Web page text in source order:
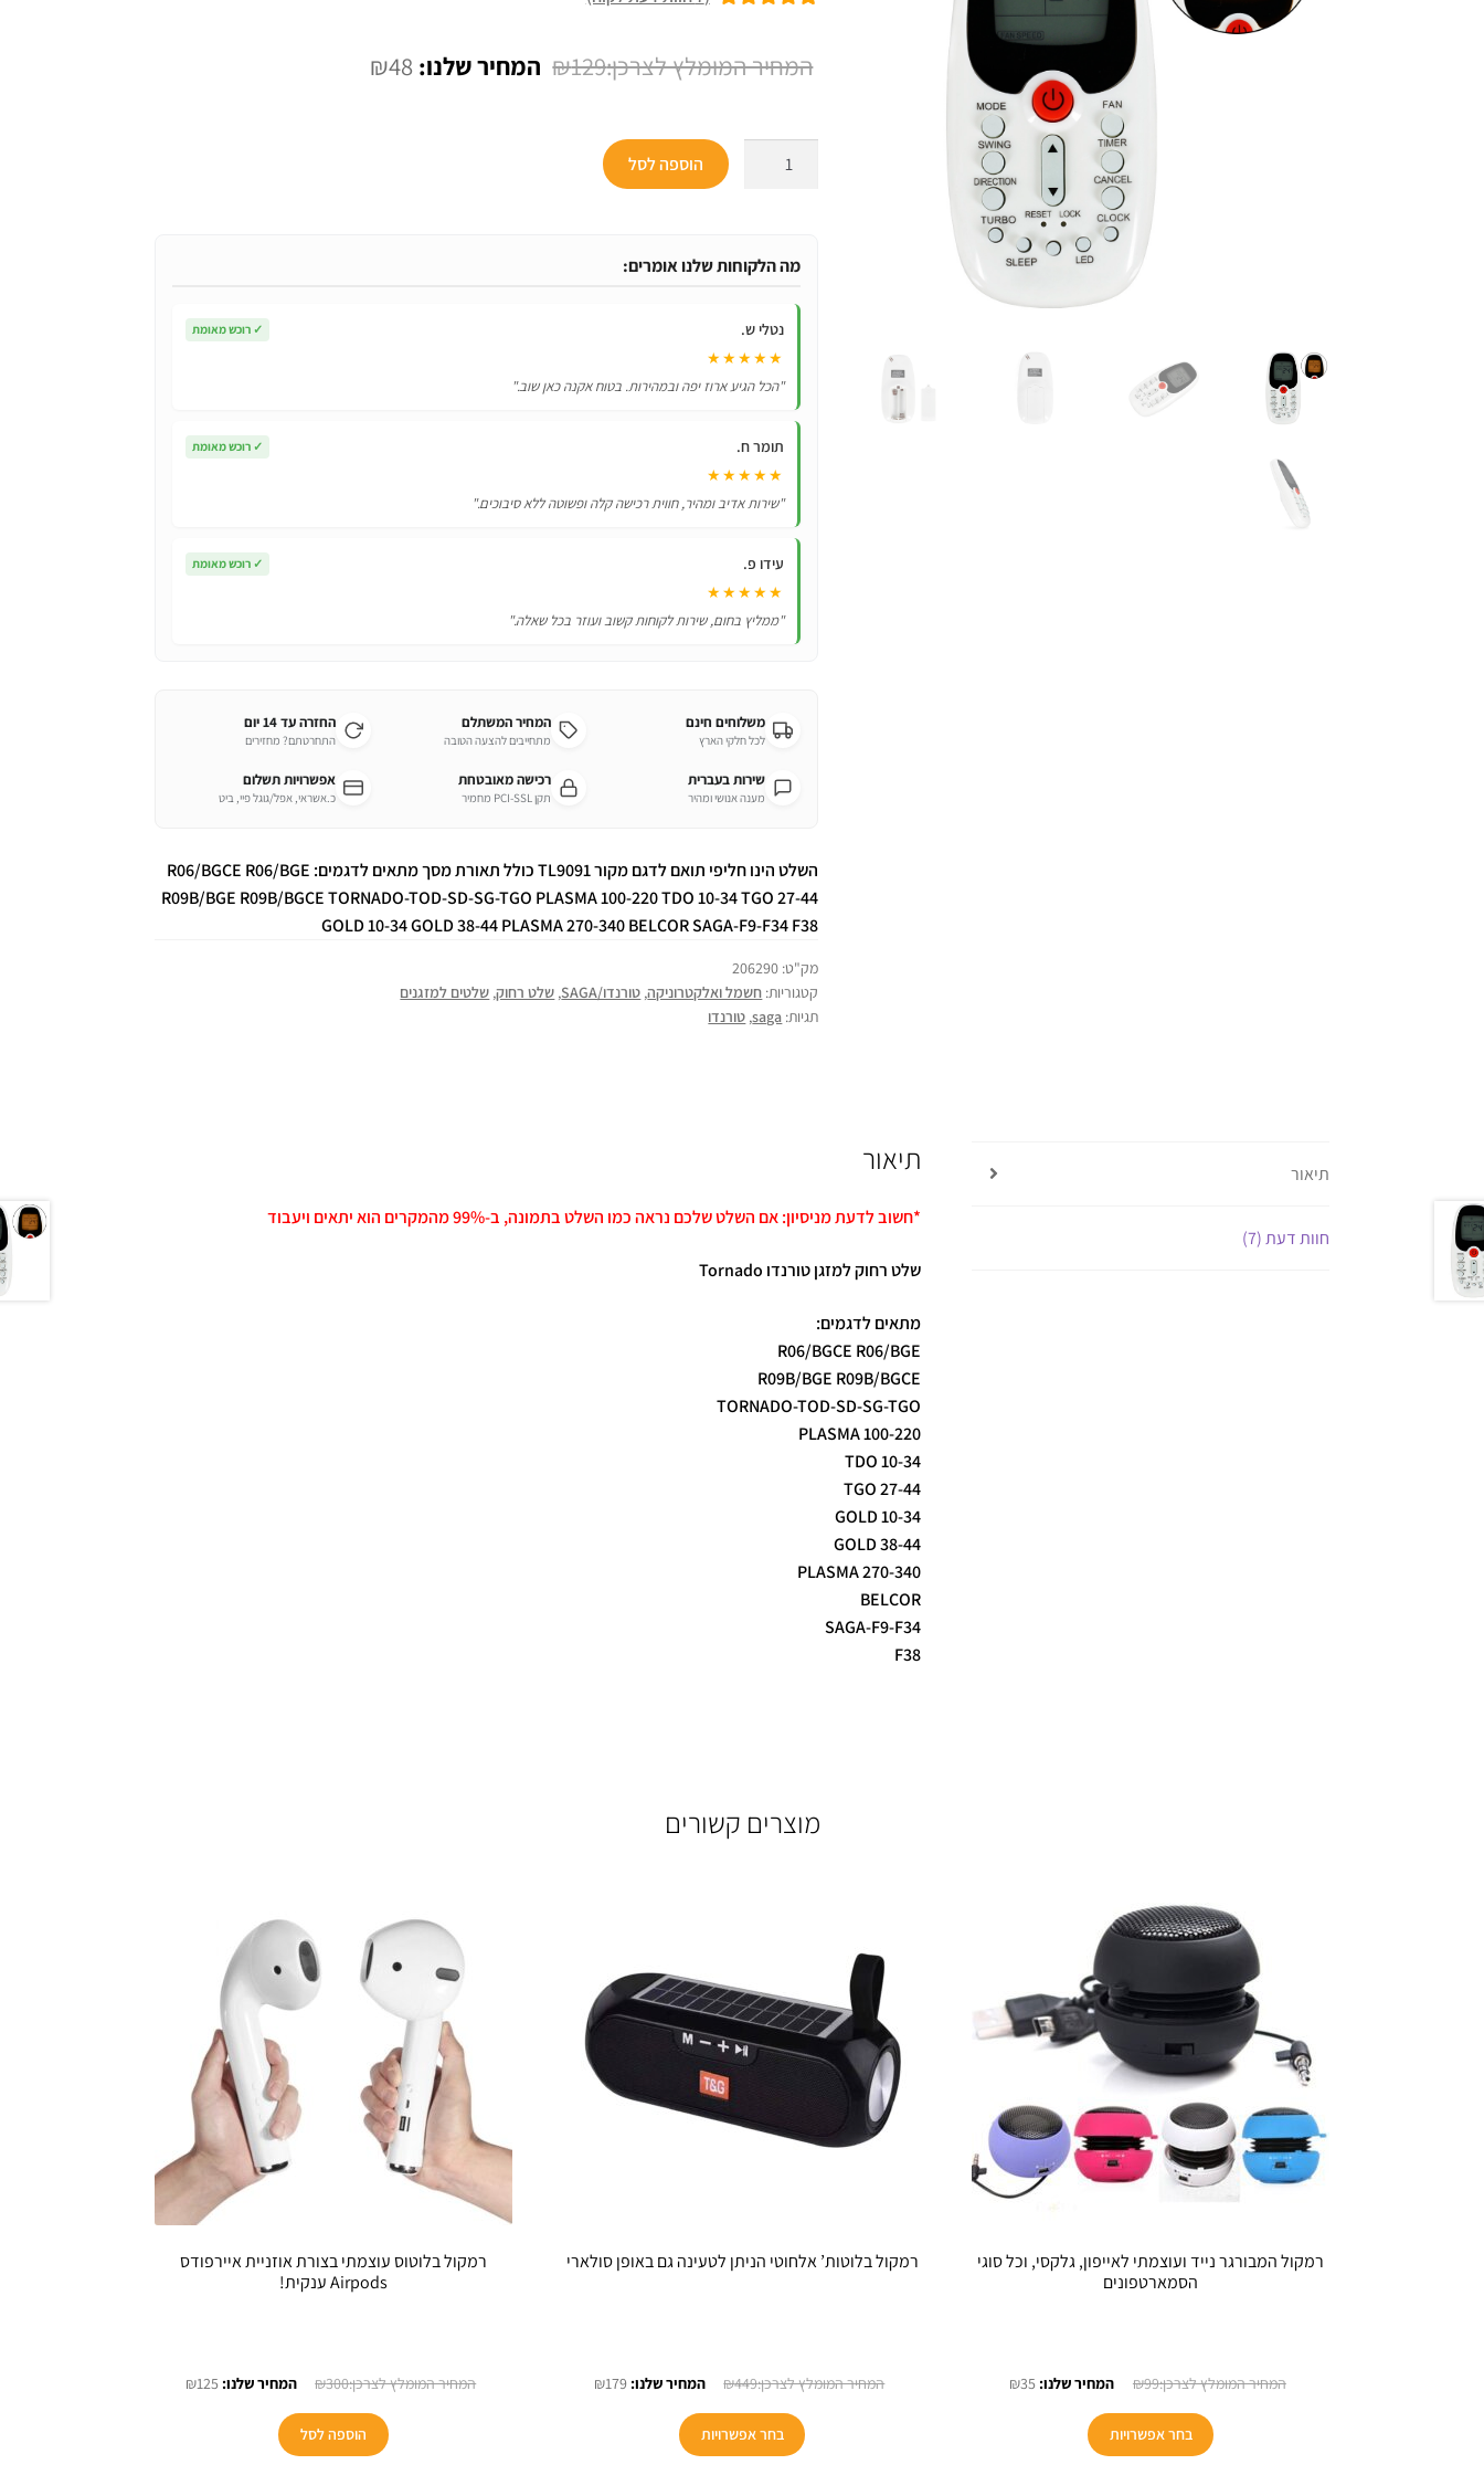
עלדירוגים של
₪129
המחיר
₪48 המחיר
למזגן
טורנדו
תאורת
מסך
הוספה לסל
מה הלקוחות שלנו אומרים:
נטלי ש. ✓ רוכש מאומת
★★★★★
"הכל הגיע ארוז יפה ובמהירות. בטוח אקנה כאן שוב."
תומר ח. ✓ רוכש מאומת
★★★★★
"שירות אדיב ומהיר, חווית רכישה קלה ופשוטה ללא סיבוכים."
עידו פ. ✓ רוכש מאומת
★★★★★
"ממליץ בחום, שירות לקוחות קשוב ועוזר בכל שאלה."
משלוחים חינם
לכל חלקי הארץ
המחיר המשתלם
מתחייבים להצעה הטובה
החזרה עד 14 יום
התחרטתם? מחזירים
שירות בעברית
מענה אנושי ומהיר
רכישה מאובטחת
תקן PCI-SSL מחמיר
אפשרויות תשלום
כ.אשראי, אפל/גוגל פיי, ביט
השלט הינו חליפי תואם לדגם מקור TL9091 כולל תאורת מסך מתאים לדגמים: R06/BGCE R06/BGE
R09B/BGE R09B/BGCE TORNADO-TOD-SD-SG-TGO PLASMA 100-220 TDO 10-34 TGO 27-44
GOLD 10-34 GOLD 38-44 PLASMA 270-340 BELCOR SAGA-F9-F34 F38
מק"ט: 206290
קטגוריות: חשמל ואלקטרוניקה, טורנדו/SAGA , שלט רחוק, שלטים למזגנים
תגיות: saga
, טורנדו
תיאור
חוות דעת (7)
תיאור
*חשוב לדעת מניסיון: אם השלט שלכם נראה כמו השלט בתמונה, ב-99% מהמקרים הוא יתאים ויעבוד
שלט רחוק למזגן טורנדו Tornado
מתאים לדגמים:
R06/BGCE R06/BGE
R09B/BGE R09B/BGCE
TORNADO-TOD-SD-SG-TGO
PLASMA 100-220
TDO 10-34
TGO 27-44
GOLD 10-34
GOLD 38-44
PLASMA 270-340
BELCOR
SAGA-F9-F34
F38
מוצרים קשורים
רמקול המבורגר נייד ועוצמתי לאייפון, גלקסי, וכל סוגי
הסמארטפונים
₪99
המחיר
היה:
₪99.
₪35 המחיר
בחר אפשרויות
רמקול בלוטות’ אלחוטי הניתן לטעינה גם באופן סולארי
₪449
המחיר
היה:
₪449.
₪179
בחר אפשרויות
זה
רמקול בלוטוס עוצמתי בצורת אוזניית איירפודס
Airpods ענקית!
₪300
המחיר
היה:
₪300.
₪125
הוספה לסל